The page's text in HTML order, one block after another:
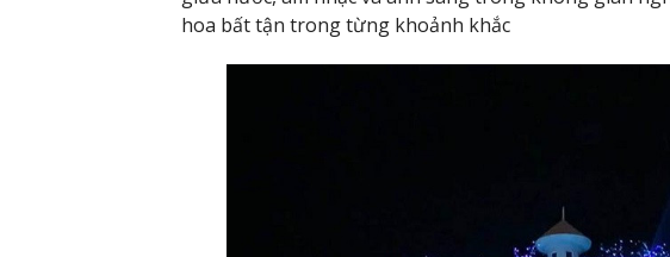
hoa bất tận trong từng khoảnh khắc